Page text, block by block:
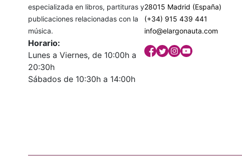
especializada en libros, partituras y
publicaciones relacionadas con la
música.
Horario:
Lunes a Viernes, de 10:00h a
20:30h
Sábados de 10:30h a 14:00h
28015 Madrid (España)
(+34) 915 439 441
info@elargonauta.com